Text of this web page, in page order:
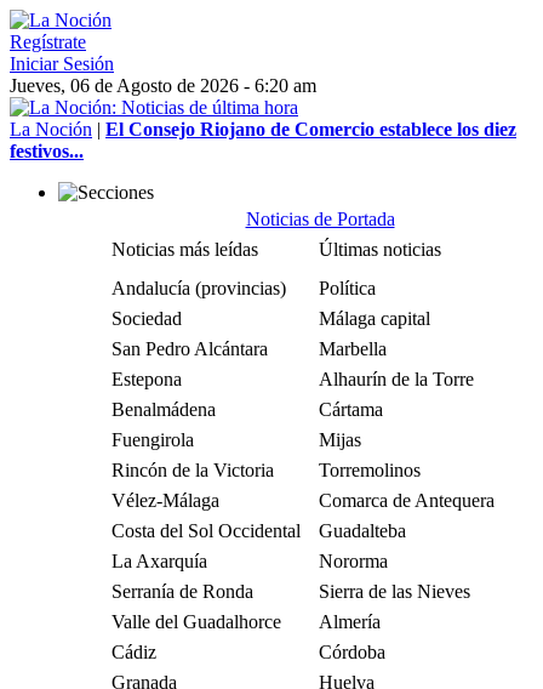
Regístrate
Iniciar Sesión
Jueves, 06 de Agosto de 2026 - 6:20 am
La Noción | El Consejo Riojano de Comercio establece los diez
festivos...
Noticias de Portada
Noticias más leídas
Últimas noticias
Andalucía (provincias)
Política
Sociedad
Málaga capital
San Pedro Alcántara
Marbella
Estepona
Alhaurín de la Torre
Benalmádena
Cártama
Fuengirola
Mijas
Rincón de la Victoria
Torremolinos
Vélez-Málaga
Comarca de Antequera
Costa del Sol Occidental
Guadalteba
La Axarquía
Nororma
Serranía de Ronda
Sierra de las Nieves
Valle del Guadalhorce
Almería
Cádiz
Córdoba
Granada
Huelva